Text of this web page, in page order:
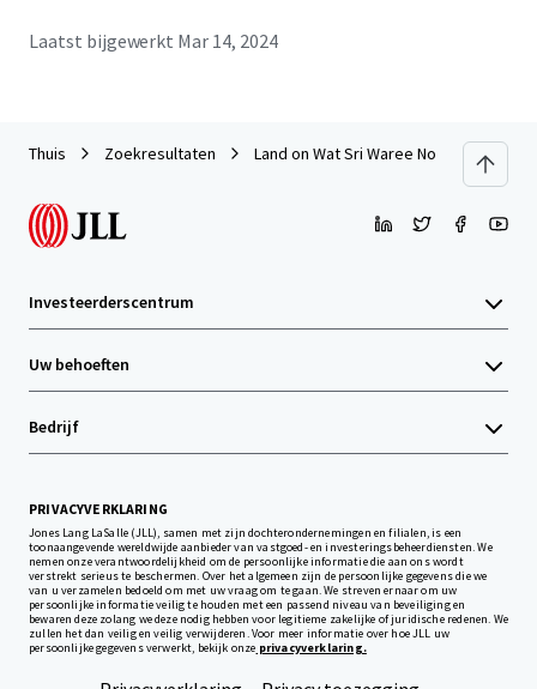
Laatst bijgewerkt Mar 14, 2024
Thuis Zoekresultaten Land on Wat Sri Waree Noi Road
Investeerderscentrum
Uw behoeften
Bedrijf
PRIVACYVERKLARING
Jones Lang LaSalle (JLL), samen met zijn dochterondernemingen en filialen, is een
toonaangevende wereldwijde aanbieder van vastgoed- en investeringsbeheerdiensten. We
nemen onze verantwoordelijkheid om de persoonlijke informatie die aan ons wordt
verstrekt serieus te beschermen. Over het algemeen zijn de persoonlijke gegevens die we
van u verzamelen bedoeld om met uw vraag om te gaan. We streven ernaar om uw
persoonlijke informatie veilig te houden met een passend niveau van beveiliging en
bewaren deze zolang we deze nodig hebben voor legitieme zakelijke of juridische redenen. We
zullen het dan veilig en veilig verwijderen. Voor meer informatie over hoe JLL uw
persoonlijke gegevens verwerkt, bekijk onze privacyverklaring.